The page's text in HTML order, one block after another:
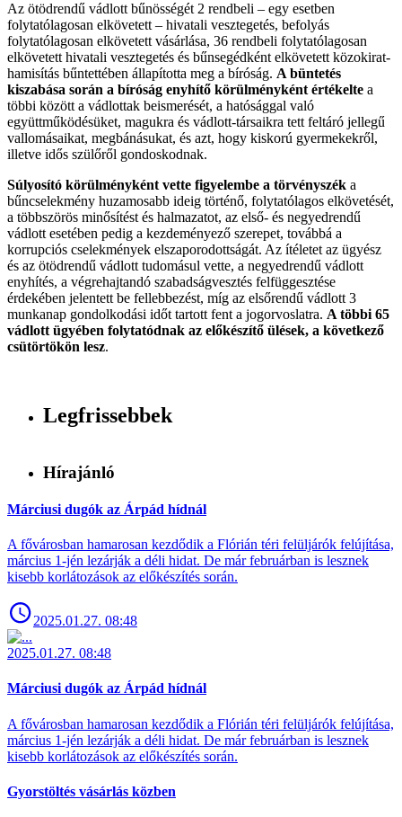
Az ötödrendű vádlott bűnösségét 2 rendbeli – egy esetben
folytatólagosan elkövetett – hivatali vesztegetés, befolyás
folytatólagosan elkövetett vásárlása, 36 rendbeli folytatólagosan
elkövetett hivatali vesztegetés és bűnsegédként elkövetett közokirat-
hamisítás bűntettében állapította meg a bíróság. A büntetés
kiszabása során a bíróság enyhítő körülményként értékelte a
többi között a vádlottak beismerését, a hatósággal való
együttműködésüket, magukra és vádlott-társaikra tett feltáró jellegű
vallomásaikat, megbánásukat, és azt, hogy kiskorú gyermekekről,
illetve idős szülőről gondoskodnak.
Súlyosító körülményként vette figyelembe a törvényszék a
bűncselekmény huzamosabb ideig történő, folytatólagos elkövetését,
a többszörös minősítést és halmazatot, az első- és negyedrendű
vádlott esetében pedig a kezdeményező szerepet, továbbá a
korrupciós cselekmények elszaporodottságát. Az ítéletet az ügyész
és az ötödrendű vádlott tudomásul vette, a negyedrendű vádlott
enyhítés, a végrehajtandó szabadságvesztés felfüggesztése
érdekében jelentett be fellebbezést, míg az elsőrendű vádlott 3
munkanap gondolkodási időt tartott fent a jogorvoslatra. A többi 65
vádlott ügyében folytatódnak az előkészítő ülések, a következő
csütörtökön lesz.
Legfrissebbek
Hírajánló
Márciusi dugók az Árpád hídnál
A fővárosban hamarosan kezdődik a Flórián téri felüljárók felújítása,
március 1-jén lezárják a déli hidat. De már februárban is lesznek
kisebb korlátozások az előkészítés során.
2025.01.27. 08:48
2025.01.27. 08:48
Márciusi dugók az Árpád hídnál
A fővárosban hamarosan kezdődik a Flórián téri felüljárók felújítása,
március 1-jén lezárják a déli hidat. De már februárban is lesznek
kisebb korlátozások az előkészítés során.
Gyorstöltés vásárlás közben